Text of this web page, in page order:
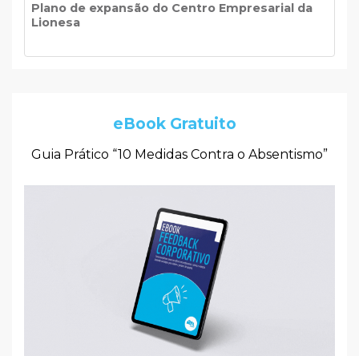
Plano de expansão do Centro Empresarial da
Lionesa
eBook Gratuito
Guia Prático “10 Medidas Contra o Absentismo”